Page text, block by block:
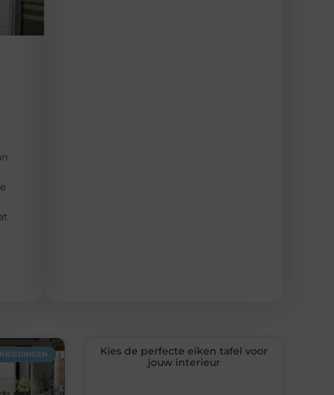
Kies de perfecte eiken tafel voor
jouw interieur